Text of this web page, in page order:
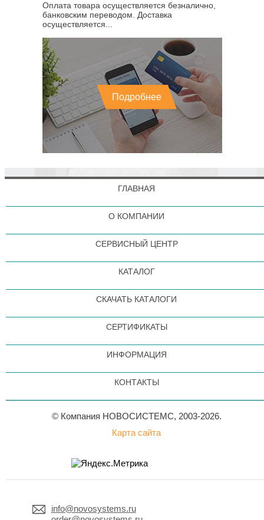
Оплата товара осуществляется безналично,
банковским переводом. Доставка
осуществляется...
Подробнее
ГЛАВНАЯ
О КОМПАНИИ
СЕРВИСНЫЙ ЦЕНТР
КАТАЛОГ
СКАЧАТЬ КАТАЛОГИ
СЕРТИФИКАТЫ
ИНФОРМАЦИЯ
КОНТАКТЫ
© Компания НОВОСИСТЕМС, 2003-2026.
Карта сайта
info@novosystems.ru